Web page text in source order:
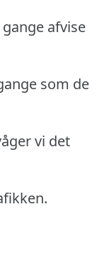
afvise
som de
vi det